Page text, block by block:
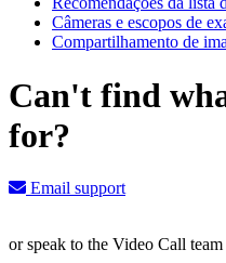
Câmeras e escopos de
Compartilhamento de
Can't find
for?
Email support
or speak to the Video Call team